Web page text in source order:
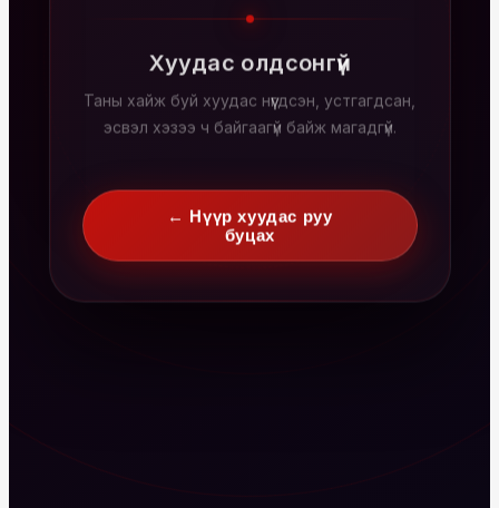
Хуудас олдсонгүй
Таны хайж буй хуудас нүүгдсэн, устгагдсан,
эсвэл хэзээ ч байгаагүй байж магадгүй.
← Нүүр хуудас руу
буцах